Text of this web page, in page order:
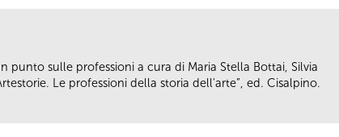
punto sulle professioni a cura di Maria Stella Bottai, Silvia
Le professioni della storia dell'arte”, ed. Cisalpino.